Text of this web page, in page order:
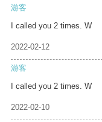
游客
I called you 2 times. W
2022-02-12
游客
I called you 2 times. W
2022-02-10